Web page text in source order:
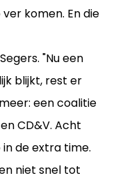
komen. En die
"Nu een
blijkt, rest er
een coalitie
CD&V. Acht
de extra time.
niet snel tot